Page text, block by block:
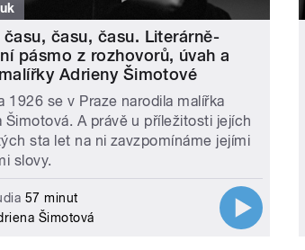
času, času, času. Literárně-
pásmo z rozhovorů, úvah a
Adrieny Šimotové
1926 se v Praze narodila malířka
Šimotová. A právě u příležitosti jejích
sta let na ni zavzpomínáme jejími
slovy.
57 minut
Šimotová